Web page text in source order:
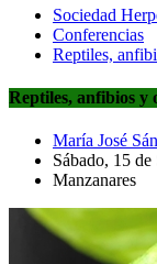
Sociedad
Conferencias
Reptiles,
Reptiles, anfibios y
María José
Sábado, 15
Manzanares